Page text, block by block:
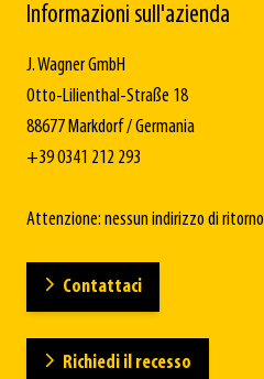
Informazioni sull'azienda
J. Wagner GmbH
Otto-Lilienthal-Straße 18
88677 Markdorf / Germania
+39 0341 212 293
Attenzione: nessun indirizzo di ritorno
Contattaci
Richiedi il recesso